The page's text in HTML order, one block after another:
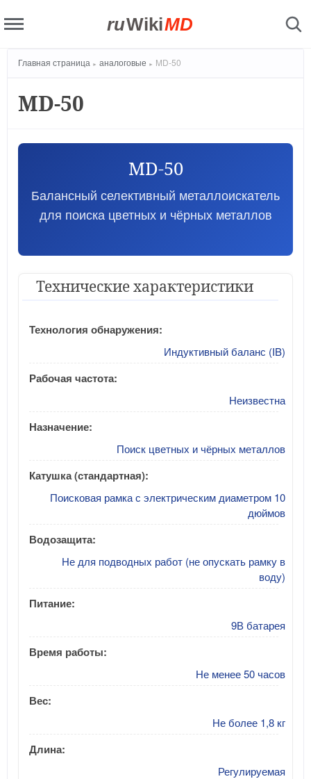
ruWikiMD
Главная страница аналоговые MD-50
MD-50
MD-50
Балансный селективный металлоискатель
для поиска цветных и чёрных металлов
Технические характеристики
Технология обнаружения:
Индуктивный баланс (IB)
Рабочая частота:
Неизвестна
Назначение:
Поиск цветных и чёрных металлов
Катушка (стандартная):
Поисковая рамка с электрическим диаметром 10
дюймов
Водозащита:
Не для подводных работ (не опускать рамку в
воду)
Питание:
9В батарея
Время работы:
Не менее 50 часов
Вес:
Не более 1,8 кг
Длина:
Регулируемая